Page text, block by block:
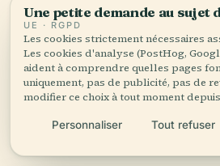
Guides audio pour 1 100+ villes
Histoire, récits et savoirs
hors ligne.
Télécharger l'application
Une petite demande au sujet
UE · RGPD
Les cookies strictement nécessaires
Les cookies d'analyse (PostHog,
aident à comprendre quelles pages
uniquement, pas de publicité, pas de
modifier ce choix à tout moment
Personnaliser Tout refuser